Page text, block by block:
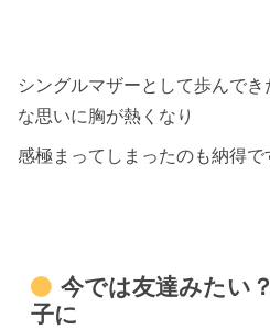
シングルマザーとして歩んで
な思いに胸が熱くなり
感極まってしまったのも納得で
今では友達みたい
子に